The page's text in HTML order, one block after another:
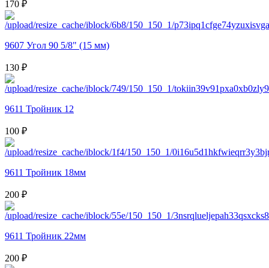
170 ₽
9607 Угол 90 5/8" (15 мм)
130 ₽
9611 Тройник 12
100 ₽
9611 Тройник 18мм
200 ₽
9611 Тройник 22мм
200 ₽